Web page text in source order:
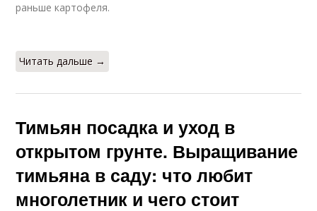
раньше картофеля.
Читать дальше →
Тимьян посадка и уход в
открытом грунте. Выращивание
тимьяна в саду: что любит
многолетник и чего стоит